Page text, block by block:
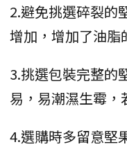
2.避免挑選碎裂的
增加，增加了油脂
3.挑選包裝完整的
易，易潮濕生霉，
4.選購時多留意堅